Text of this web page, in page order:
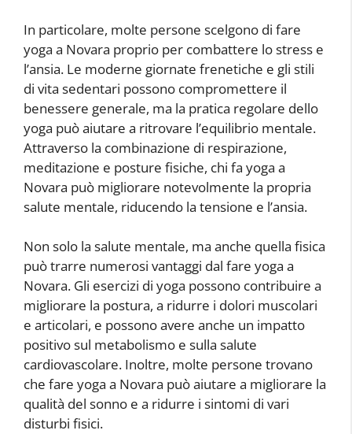
In particolare, molte persone scelgono di fare
yoga a Novara proprio per combattere lo stress e
l’ansia. Le moderne giornate frenetiche e gli stili
di vita sedentari possono compromettere il
benessere generale, ma la pratica regolare dello
yoga può aiutare a ritrovare l’equilibrio mentale.
Attraverso la combinazione di respirazione,
meditazione e posture fisiche, chi fa yoga a
Novara può migliorare notevolmente la propria
salute mentale, riducendo la tensione e l’ansia.
Non solo la salute mentale, ma anche quella fisica
può trarre numerosi vantaggi dal fare yoga a
Novara. Gli esercizi di yoga possono contribuire a
migliorare la postura, a ridurre i dolori muscolari
e articolari, e possono avere anche un impatto
positivo sul metabolismo e sulla salute
cardiovascolare. Inoltre, molte persone trovano
che fare yoga a Novara può aiutare a migliorare la
qualità del sonno e a ridurre i sintomi di vari
disturbi fisici.